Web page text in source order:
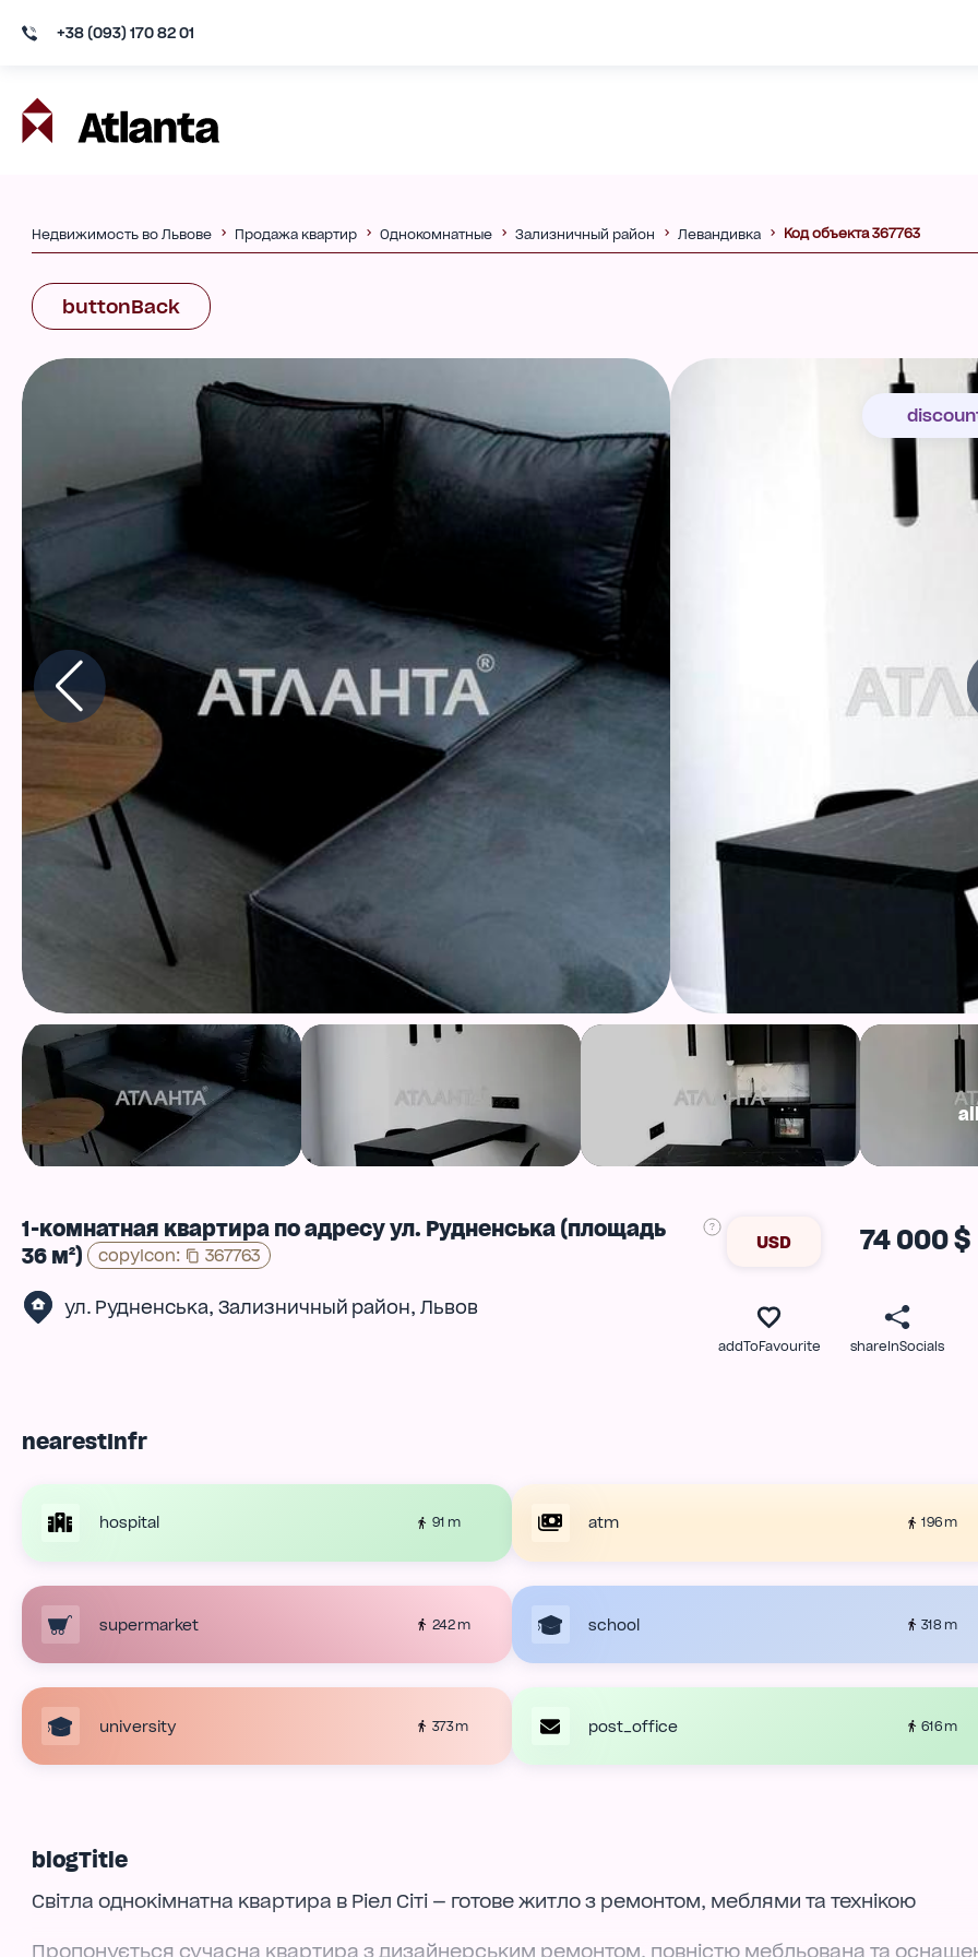
+38 (093) 170 82 01
Недвижимость во Львове Продажа квартир Однокомнатные Зализничный район Левандивка Код объекта 367763
buttonBack
1-комнатная квартира по адресу ул. Рудненська (площадь
36 м²)
copyIcon: 367763
ул. Рудненська, Зализничный район, Львов
USD 74 000 $
addToFavourite shareInSocials
nearestInfr
hospital 91 m atm 196 m
supermarket 242 m school 318 m
university 373 m post_office 616 m
blogTitle
Світла однокімнатна квартира в Ріел Сіті — готове житло з ремонтом, меблями та технікою
Пропонується сучасна квартира з дизайнерським ремонтом, повністю мебльована та